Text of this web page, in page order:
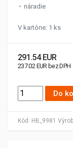
Kód: HB_9981
náradie
V kartóne: 1 ks
291.54 EUR
237.02 EUR bez DPH
Do